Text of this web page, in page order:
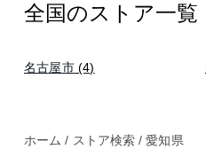
全国のストア一覧
名古屋市(4)
ホーム / ストア検索 / 愛知県